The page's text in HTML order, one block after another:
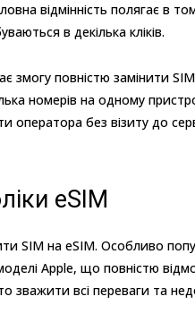
відмінність полягає
в декілька кліків.
змогу повністю замінити
номерів на одному
оператора без візиту до
eSIM
SIM на eSIM. Особливо
Apple, що повністю
всі переваги та